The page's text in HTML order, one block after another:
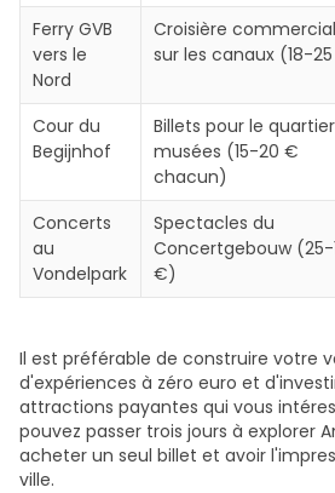
Ferry GVB
vers le
Nord
Croisière
sur les canaux (18-
Cour du
Begijnhof
Billets pour le
musées (15-20 €
chacun)
Concerts
au
Vondelpark
Spectacles du
Concertgebouw (25-
€)
Il est préférable de construire votre
d'expériences à zéro euro et
attractions payantes qui vous
pouvez passer trois jours à explorer
acheter un seul billet et avoir
ville.